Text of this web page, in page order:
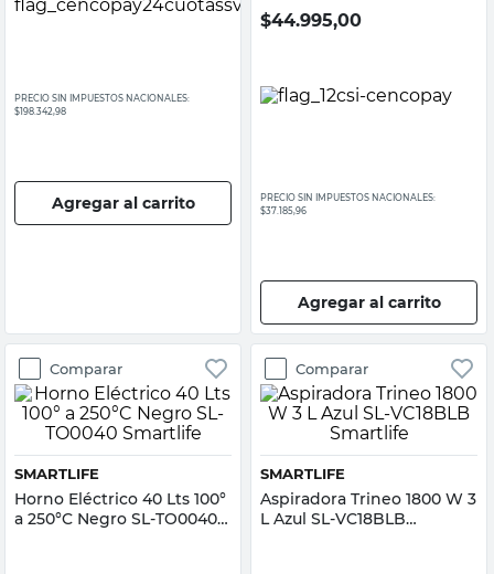
PRECIO SIN IMPUESTOS NACIONALES:
$198.342,98
Agregar al carrito
$44.995,00
PRECIO SIN IMPUESTOS NACIONALES:
$37.185,96
Agregar al carrito
Comparar
SMARTLIFE
Horno Eléctrico 40 Lts 100°
a 250°C Negro SL-TO0040
Comparar
SMARTLIFE
Aspiradora Trineo 1800 W 3
L Azul SL-VC18BLB